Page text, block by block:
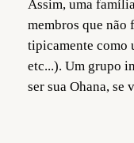
Assim, uma
membros que não
tipicamente como
etc...). Um grupo
ser sua Ohana, se